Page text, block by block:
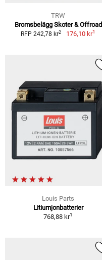
TRW
Bromsbelägg Skoter & Offroad
RFP 242,78 kr2 176,10 kr1
Louis Parts
Litiumjonbatterier
768,88 kr1